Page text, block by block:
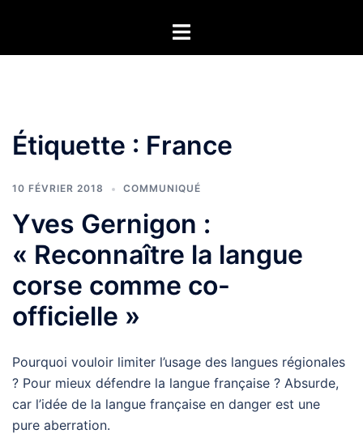
contenu
Ouvrir/fermer
Étiquette : France
10 FÉVRIER 2018 COMMUNIQUÉ
Yves Gernigon :
« Reconnaître la langue
corse comme co-
officielle »
Pourquoi vouloir limiter l’usage des langues régionales
? Pour mieux défendre la langue française ? Absurde,
car l’idée de la langue française en danger est une
pure aberration.